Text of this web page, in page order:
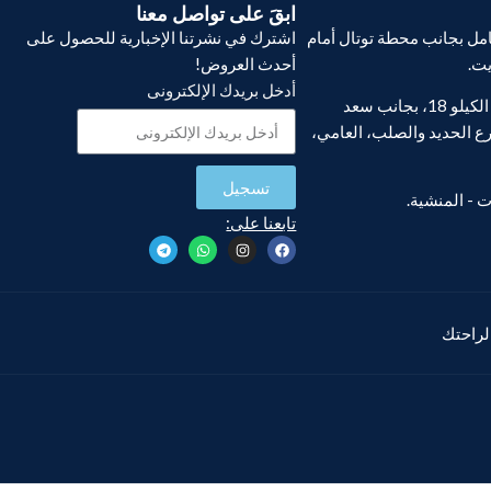
بجانب محطة توتال أمام
فرع أبو يوسف، الكيلو 18، بجانب سعد
الحديد والصلب، العامي،
ابقَ على تواصل معنا
اشترك في نشرتنا الإخبارية للحصول على
أحدث العروض!
أدخل بريدك الإلكترونى
تسجيل
تابعنا على: